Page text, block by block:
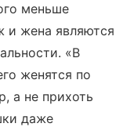
меньше
и жена являются
«В
женятся по
а не прихоть
даже